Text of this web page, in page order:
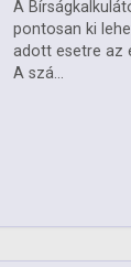
A
pontosan ki
adott esetre az
A szá...